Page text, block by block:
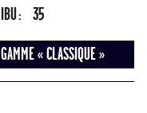
IBU :
35
GAMME « CLASSIQUE »